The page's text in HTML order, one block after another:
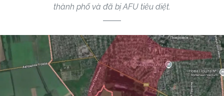
thành phố và đã bị AFU tiêu diệt.